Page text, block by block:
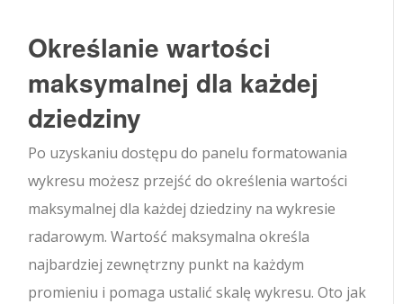
Określanie wartości
maksymalnej dla każdej
dziedziny
Po uzyskaniu dostępu do panelu formatowania
wykresu możesz przejść do określenia wartości
maksymalnej dla każdej dziedziny na wykresie
radarowym. Wartość maksymalna określa
najbardziej zewnętrzny punkt na każdym
promieniu i pomaga ustalić skalę wykresu. Oto jak